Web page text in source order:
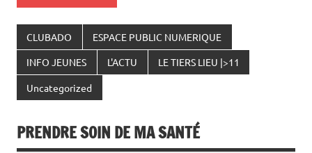
CLUBADO ESPACE PUBLIC NUMERIQUE
INFO JEUNES L'ACTU LE TIERS LIEU |>11
Uncategorized
PRENDRE SOIN DE MA SANTÉ